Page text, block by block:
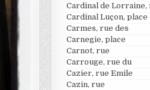
Cardinal de Lorraine,
Cardinal Luçon, place
Carmes, rue des
Carnegie, place
Carnot, rue
Carrouge, rue du
Cazier, rue Emile
Cazin, rue